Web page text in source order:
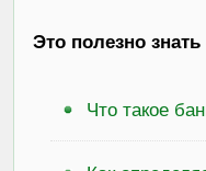
Это полезно
Что такое